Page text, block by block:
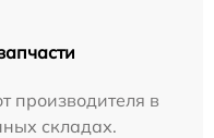
производителя в
складах.